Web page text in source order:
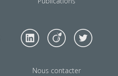
Nous contacter